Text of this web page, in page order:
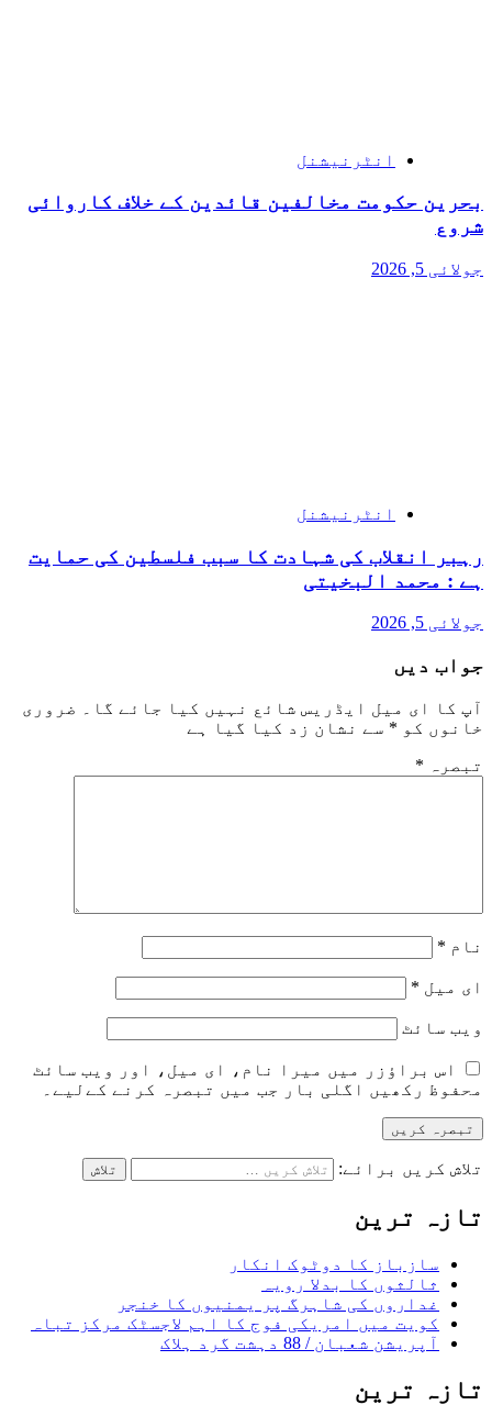
انٹرنیشنل
بحرین حکومت مخالفین قائدین کے خلاف کاروائی
شروع
جولائی 5, 2026
انٹرنیشنل
رہبر انقلاب کی شہادت کا سبب فلسطین کی حمایت
ہے : محمد البخیتی
جولائی 5, 2026
جواب دیں
آپ کا ای میل ایڈریس شائع نہیں کیا جائے گا۔
ضروری
خانوں کو * سے نشان زد کیا گیا ہے
تبصرہ *
نام *
ای میل *
ویب‌ سائٹ
اس براؤزر میں میرا نام، ای میل، اور ویب سائٹ
محفوظ رکھیں اگلی بار جب میں تبصرہ کرنے کےلیے۔
تلاش کریں برائے:
تازہ ترین
سازباز کا دوٹوک انکار
ثالثوں کا بدلا رویہ
غداروں کی شاہرگ پر یمنیوں کا خنجر
کویت میں امریکی فوج کا اہم لاجسٹک مرکز تباہ
آپریشن شعبان / 88 دہشت گرد ہلاک
تازہ ترین